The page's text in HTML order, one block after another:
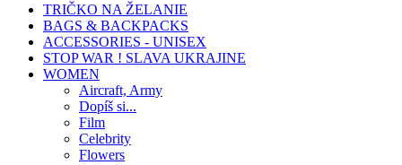
TRIČKO NA ŽELANIE
BAGS & BACKPACKS
ACCESSORIES - UNISEX
STOP WAR ! SLAVA UKRAJINE
WOMEN
Aircraft, Army
Dopíš si...
Film
Celebrity
Flowers